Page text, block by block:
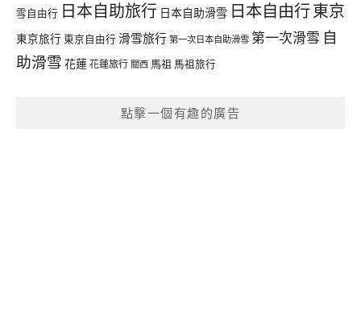
雪自由行 日本自助旅行 日本自助滑雪 日本自由行東京
東京旅行 東京自由行 滑雪旅行 第一次日本自助滑雪 第一次滑雪 自
助滑雪 花蓮花蓮旅行 關西 馬祖 馬祖旅行
點擊一個有趣的廣告